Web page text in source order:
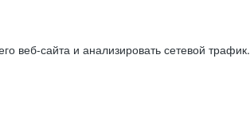
веб-сайта и анализировать сетевой трафик.